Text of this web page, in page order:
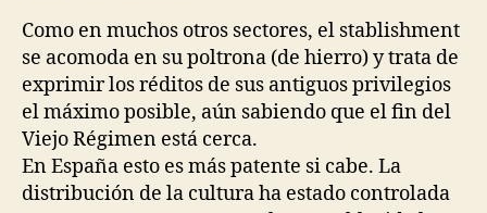
Como en muchos otros sectores, el stablishment
se acomoda en su poltrona (de hierro) y trata de
exprimir los réditos de sus antiguos privilegios
el máximo posible, aún sabiendo que el fin del
Viejo Régimen está cerca.
En España esto es más patente si cabe. La
distribución de la cultura ha estado controlada